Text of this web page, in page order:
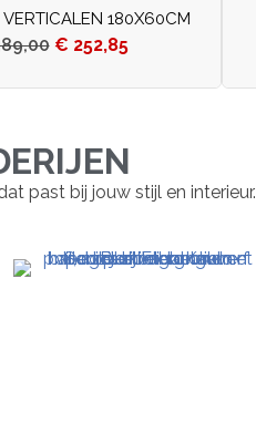
VERTICALEN 180X60CM
€ 252,85
past bij jouw stijl en interieur.